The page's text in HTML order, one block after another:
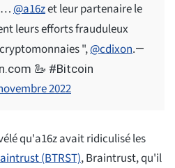
@a16zet leur partenaire le
leurs efforts frauduleux
",@cdixon.—
🦢 #Bitcoin
2022
qu'a16z avait ridiculisé les
(BTRST), Braintrust, qu'il